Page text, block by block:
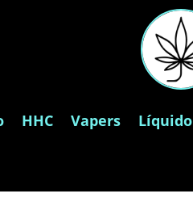
HHC Vapers Líquido